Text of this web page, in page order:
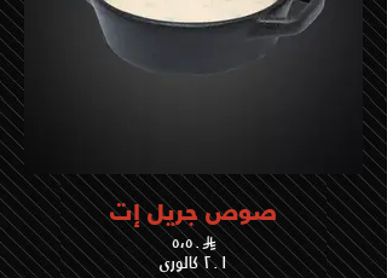
صوص جريل إت
٥،٥٠
٢٠١ كالوري